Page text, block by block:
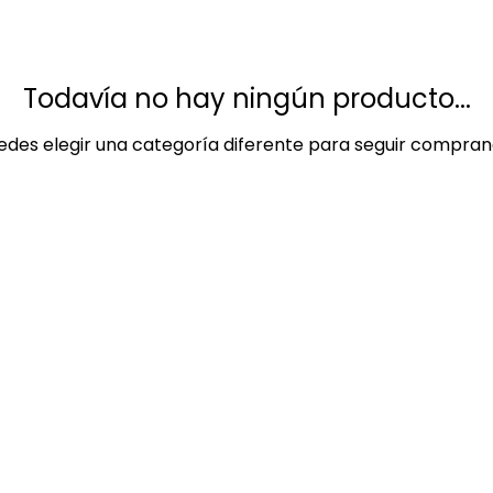
Todavía no hay ningún producto...
elegir una categoría diferente para seguir